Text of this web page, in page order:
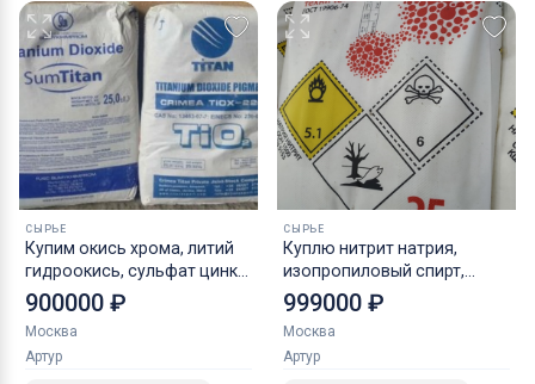
СЫРЬЕ
Купим окись хрома, литий
гидроокись, сульфат цинка
и прочие реактивы, химию
900000 ₽
Москва
Артур
СЫРЬЕ
Куплю нитрит натрия,
изопропиловый спирт,
калий хлористый и другое
неликвиды
999000 ₽
Москва
Артур